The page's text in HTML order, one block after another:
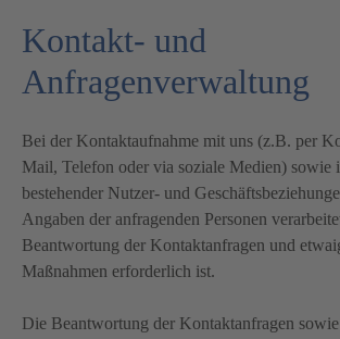
Kontakt- und
Anfragenverwaltung
Bei der Kontaktaufnahme mit uns (z.B. per
Mail, Telefon oder via soziale Medien) sowie
bestehender Nutzer- und
Angaben der anfragenden Personen
Beantwortung der Kontaktanfragen und
Maßnahmen erforderlich ist.
Die Beantwortung der Kontaktanfragen